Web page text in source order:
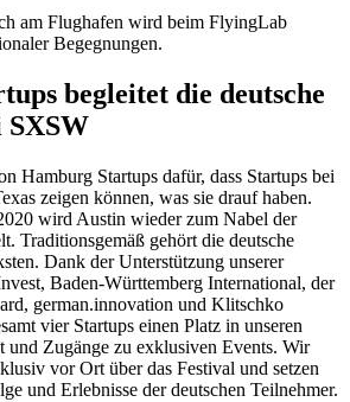
am Flughafen wird beim FlyingLab
Begegnungen.
begleitet die deutsche
SXSW
Hamburg Startups dafür, dass Startups bei
zeigen können, was sie drauf haben.
wird Austin wieder zum Nabel der
Traditionsgemäß gehört die deutsche
Dank der Unterstützung unserer
Baden-Württemberg International, der
german.innovation und Klitschko
vier Startups einen Platz in unseren
und Zugänge zu exklusiven Events. Wir
vor Ort über das Festival und setzen
und Erlebnisse der deutschen Teilnehmer.